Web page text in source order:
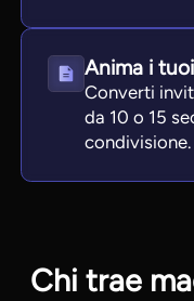
Anima i
Converti
da 10 o 15
condivisione.
Chi trae